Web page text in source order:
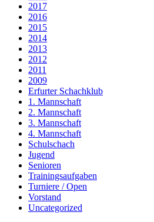
2017
2016
2015
2014
2013
2012
2011
2009
Erfurter Schachklub
1. Mannschaft
2. Mannschaft
3. Mannschaft
4. Mannschaft
Schulschach
Jugend
Senioren
Trainingsaufgaben
Turniere / Open
Vorstand
Uncategorized